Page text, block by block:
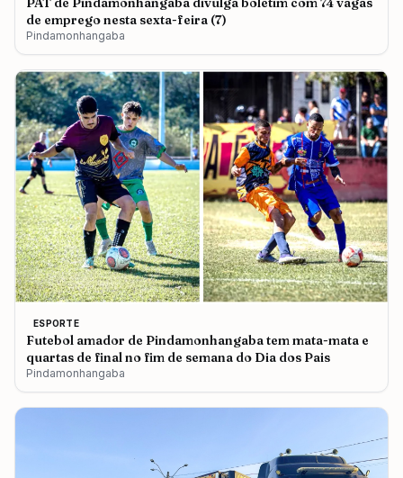
de emprego nesta sexta-feira (7)
Pindamonhangaba
ESPORTE
Futebol amador de Pindamonhangaba tem mata-mata e
quartas de final no fim de semana do Dia dos Pais
Pindamonhangaba